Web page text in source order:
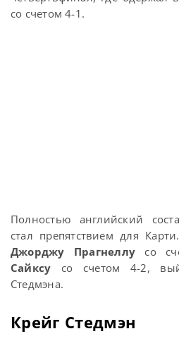
со счетом 4-1.
Полностью английский
стал препятствием для
Джорджу Прагнеллусо
Сайксу со счетом 4-2,
Стедмэна.
Крейг Стедмэн